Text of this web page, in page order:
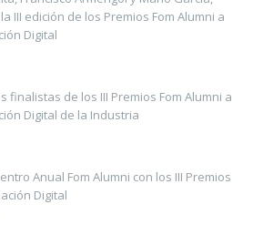
III edición de los Premios Fom Alumni a
Digital
finalistas de los III Premios Fom Alumni a
Digital de la Industria
Anual Fom Alumni con los III Premios
Digital